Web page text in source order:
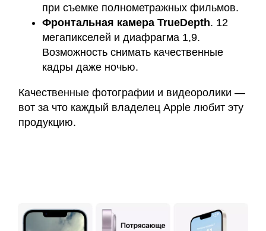
при съемке полнометражных фильмов.
Фронтальная камера TrueDepth. 12
мегапикселей и диафрагма 1,9.
Возможность снимать качественные
кадры даже ночью.
Качественные фотографии и видеоролики —
вот за что каждый владелец Apple любит эту
продукцию.